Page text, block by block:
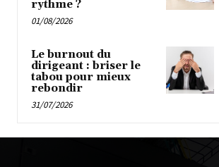
rythme ?
01/08/2026
Le burnout du
dirigeant : briser le
tabou pour mieux
rebondir
31/07/2026